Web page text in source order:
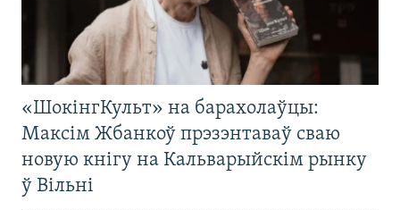
«ШокінгКульт» на барахолаўцы:
Максім Жбанкоў прэзэнтаваў сваю
новую кнігу на Кальварыйскім рынку
ў Вільні